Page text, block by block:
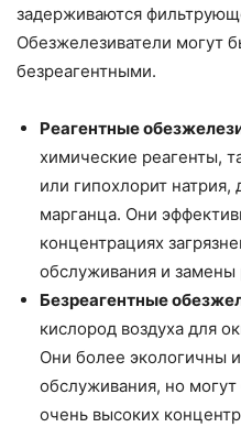
задерживаются
Обезжелезиватели могут
безреагентными.
Реагентные
химические реагенты,
или гипохлорит
марганца. Они
концентрациях
обслуживания и замены
Безреагентные
кислород воздуха для
Они более экологичны
обслуживания, но
очень высоких